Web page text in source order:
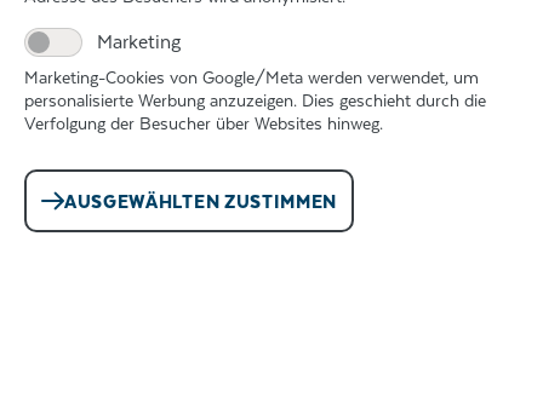
Die Bronzezeit hatte begonnen. Nun gab es neben
Bauern und Jägern auch Handwerker und Händler,
die ganz Europa bereisten.
Bei Oberottmarshausen wurden Gräber aus der Zeit
um 1300 v. Chr. gefunden, in denen besonders
wohlhabende und mächtige Leute bestattet worden
sind. Prächtige Schwerter, Geschirr und
Goldschmuck waren die Grabbeigaben.
Marketing
Marketing-Cookies von Google/Meta werden verwendet, um
personalisierte Werbung anzuzeigen. Dies geschieht durch die
Verfolgung der Besucher über Websites hinweg.
AUSGEWÄHLTEN ZUSTIMMEN